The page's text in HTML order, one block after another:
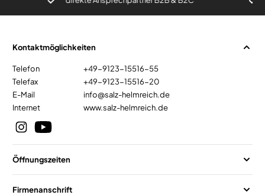
Kontaktmöglichkeiten
Telefon
+49-9123-15516-55
Telefax
+49-9123-15516-20
E-Mail
info@salz-helmreich.de
Internet
www.salz-helmreich.de
Öffnungszeiten
Firmenanschrift